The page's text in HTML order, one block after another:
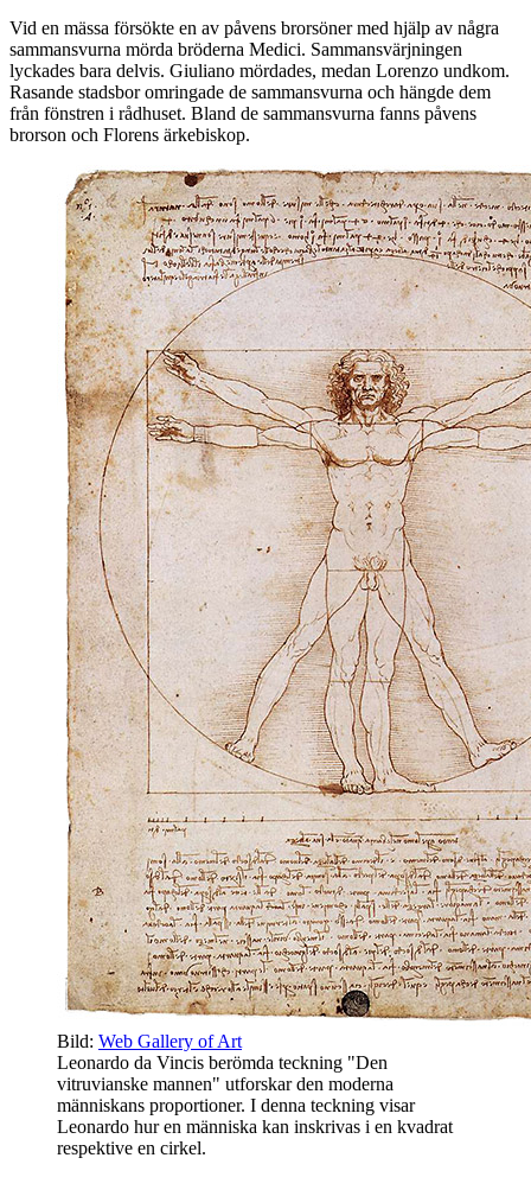
Vid en mässa försökte en av påvens brorsöner med hjälp av några
sammansvurna mörda bröderna Medici. Sammansvärjningen
lyckades bara delvis. Giuliano mördades, medan Lorenzo undkom.
Rasande stadsbor omringade de sammansvurna och hängde dem
från fönstren i rådhuset. Bland de sammansvurna fanns påvens
brorson och Florens ärkebiskop.
Bild: Web Gallery of Art
Leonardo da Vincis berömda teckning "Den
vitruvianske mannen" utforskar den moderna
människans proportioner. I denna teckning visar
Leonardo hur en människa kan inskrivas i en kvadrat
respektive en cirkel.